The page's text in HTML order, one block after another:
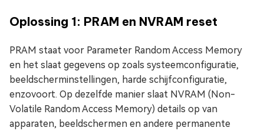
Oplossing 1: PRAM en NVRAM reset
PRAM staat voor Parameter Random Access Memory
en het slaat gegevens op zoals systeemconfiguratie,
beeldscherminstellingen, harde schijfconfiguratie,
enzovoort. Op dezelfde manier slaat NVRAM (Non-
Volatile Random Access Memory) details op van
apparaten, beeldschermen en andere permanente